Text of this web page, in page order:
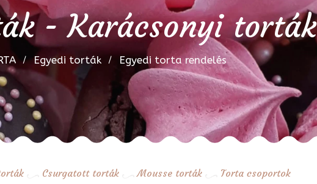
- Karácsonyi torták
Egyedi torták Egyedi torta rendelés
Csurgatott torták Mousse torták Torta csoportok